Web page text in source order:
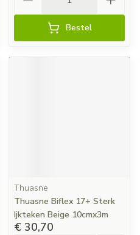
Bestel
Thuasne
Thuasne Biflex 17+ Sterk
Ijkteken Beige 10cmx3m
€ 30,70